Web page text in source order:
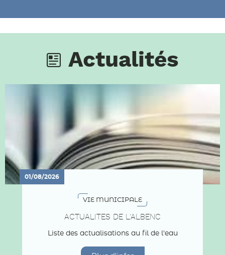
Actualités
01/08/2026
VIE MUNICIPALE
ACTUALITES DE L'ALBENC
Liste des actualisations au fil de l'eau